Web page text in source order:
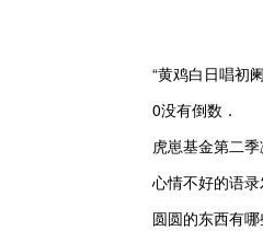
“黄鸡白日唱初
0没有倒数．
虎崽基金第二
心情不好的语
圆圆的东西有